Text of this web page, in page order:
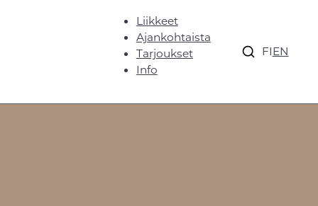
Liikkeet
Ajankohtaista
Tarjoukset
Info
FIEN